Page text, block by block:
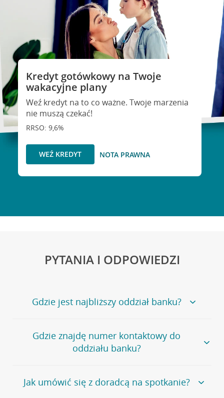
Kredyt gotówkowy na Twoje
wakacyjne plany
Weź kredyt na to co ważne. Twoje marzenia
nie muszą czekać!
RRSO: 9,6%
WEŹ KREDYT NOTA PRAWNA
PYTANIA I ODPOWIEDZI
Gdzie jest najbliższy oddział banku?
Jeśli szukasz oddziału naszego banku, zapraszamy na
stronęPlacówki i bankomaty, na której znajduje się
wygodna wyszukiwarka.
oddziałów
Gdzie znajdę numer kontaktowy do
oddziału banku?
Bank Credit Agricole nie udostępnia ogólnego numeru
telefonu do placówki bankowej.
Jak umówić się z doradcą na spotkanie?